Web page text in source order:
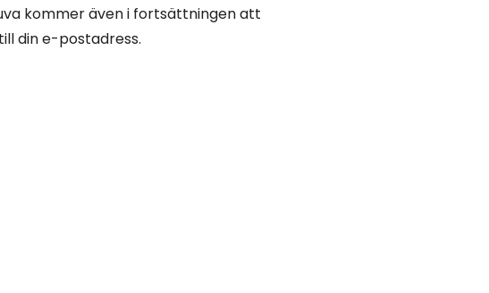
kommer även i fortsättningen att
din e-postadress.